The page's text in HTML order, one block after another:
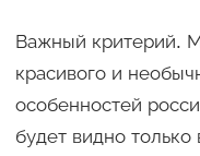
Важный критерий.
красивого и
особенностей
будет видно